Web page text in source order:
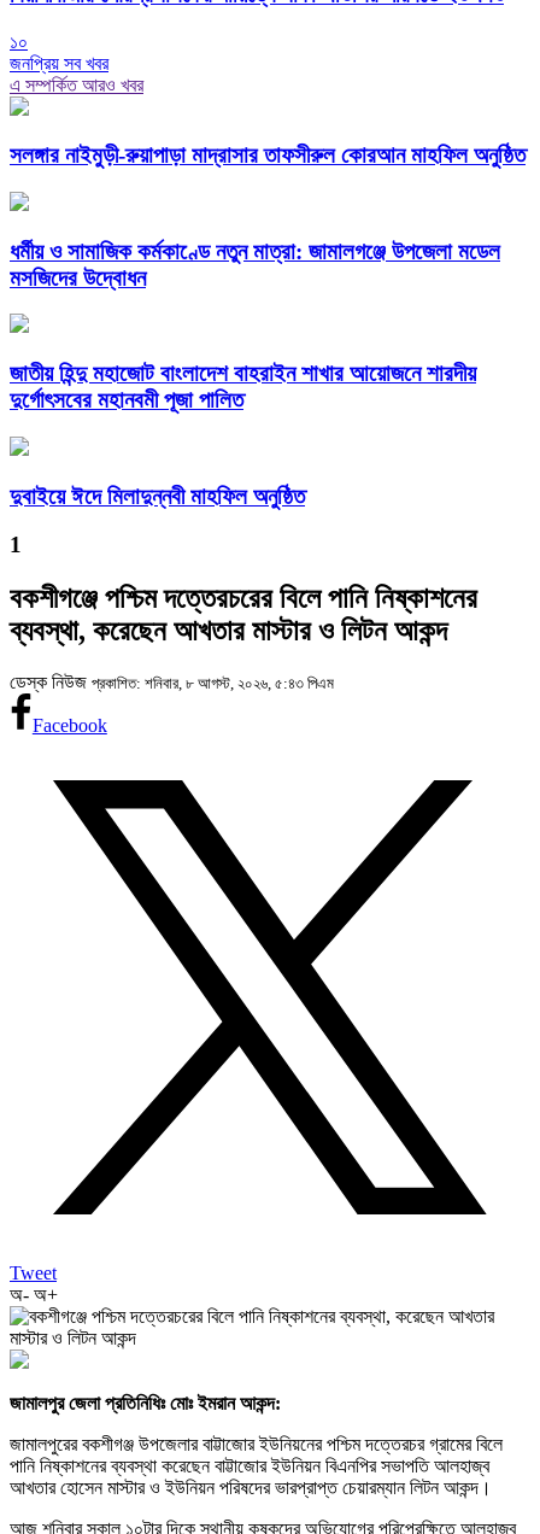
১০
জনপ্রিয় সব খবর
এ সম্পর্কিত আরও খবর
সলঙ্গার নাইমুড়ী-রুয়াপাড়া মাদ্রাসার তাফসীরুল কোরআন মাহফিল অনুষ্ঠিত
ধর্মীয় ও সামাজিক কর্মকাণ্ডে নতুন মাত্রা: জামালগঞ্জে উপজেলা মডেল
মসজিদের উদ্বোধন
জাতীয় হিন্দু মহাজোট বাংলাদেশ বাহরাইন শাখার আয়োজনে শারদীয়
দুর্গোৎসবের মহানবমী পূজা পালিত
দুবাইয়ে ঈদে মিলাদুন্নবী মাহফিল অনুষ্ঠিত
1
বকশীগঞ্জে পশ্চিম দত্তেরচরের বিলে পানি নিষ্কাশনের
ব্যবস্থা, করেছেন আখতার মাস্টার ও লিটন আকন্দ
ডেস্ক নিউজ প্রকাশিত: শনিবার, ৮ আগস্ট, ২০২৬, ৫:৪৩ পিএম
Facebook
Tweet
অ- অ+
জামালপুর জেলা প্রতিনিধিঃ মোঃ ইমরান আকন্দ:
জামালপুরের বকশীগঞ্জ উপজেলার বাট্টাজোর ইউনিয়নের পশ্চিম দত্তেরচর গ্রামের বিলে
পানি নিষ্কাশনের ব্যবস্থা করেছেন বাট্টাজোর ইউনিয়ন বিএনপির সভাপতি আলহাজ্ব
আখতার হোসেন মাস্টার ও ইউনিয়ন পরিষদের ভারপ্রাপ্ত চেয়ারম্যান লিটন আকন্দ।
আজ শনিবার সকাল ১০টার দিকে স্থানীয় কৃষকদের অভিযোগের পরিপ্রেক্ষিতে আলহাজ্ব